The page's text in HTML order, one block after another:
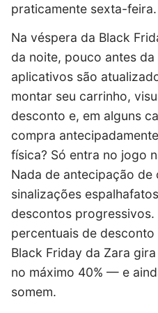
praticamente sexta-feira.
Na véspera da Black
da noite, pouco antes
aplicativos são
montar seu carrinho,
desconto e, em alguns
compra
física? Só entra no jogo
Nada de antecipação
sinalizações
descontos
percentuais de
Black Friday da Zara
no máximo 40% — e
somem.